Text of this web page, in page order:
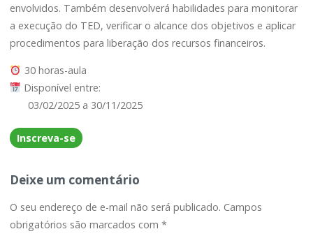
envolvidos. Também desenvolverá habilidades para monitorar
a execução do TED, verificar o alcance dos objetivos e aplicar
procedimentos para liberação dos recursos financeiros.
30 horas-aula
Disponível entre:
03/02/2025 a 30/11/2025
Inscreva-se
Deixe um comentário
O seu endereço de e-mail não será publicado. Campos
obrigatórios são marcados com*